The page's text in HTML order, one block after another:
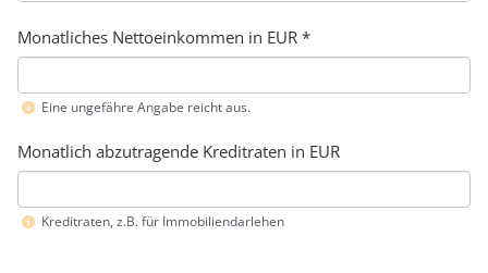
Monatliches Nettoeinkommen in EUR *
Eine ungefähre Angabe reicht aus.
Monatlich abzutragende Kreditraten in EUR
Kreditraten, z.B. für Immobiliendarlehen